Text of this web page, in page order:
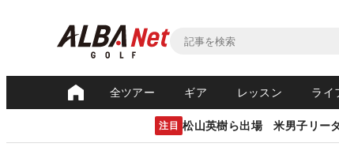
全ツアー ギア レッスン ライ
注目 松山英樹ら出場 米男子リー